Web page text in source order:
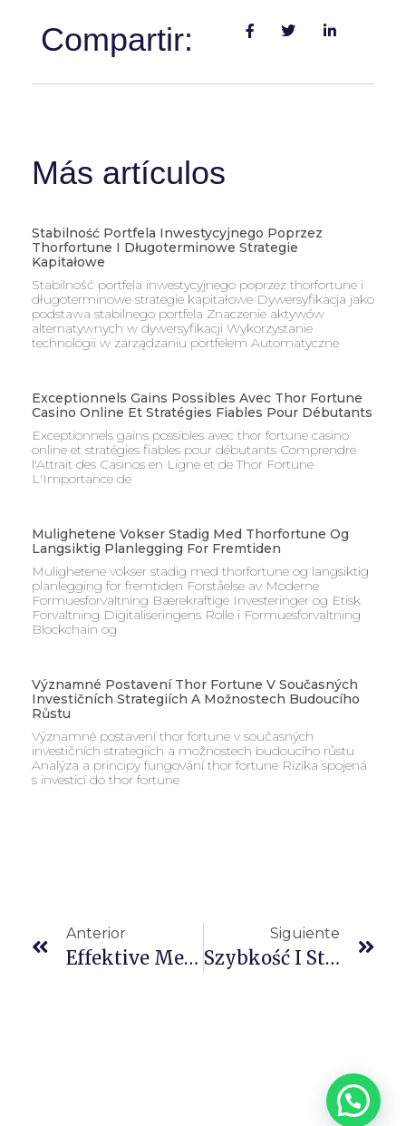
Compartir:
Más artículos
Stabilność Portfela Inwestycyjnego Poprzez
Thorfortune I Długoterminowe Strategie
Kapitałowe
Stabilność portfela inwestycyjnego poprzez thorfortune i
długoterminowe strategie kapitałowe Dywersyfikacja jako
podstawa stabilnego portfela Znaczenie aktywów
alternatywnych w dywersyfikacji Wykorzystanie
technologii w zarządzaniu portfelem Automatyczne
Exceptionnels Gains Possibles Avec Thor Fortune
Casino Online Et Stratégies Fiables Pour Débutants
Exceptionnels gains possibles avec thor fortune casino
online et stratégies fiables pour débutants Comprendre
l'Attrait des Casinos en Ligne et de Thor Fortune
L'Importance de
Mulighetene Vokser Stadig Med Thorfortune Og
Langsiktig Planlegging For Fremtiden
Mulighetene vokser stadig med thorfortune og langsiktig
planlegging for fremtiden Forståelse av Moderne
Formuesforvaltning Bærekraftige Investeringer og Etisk
Forvaltning Digitaliseringens Rolle i Formuesforvaltning
Blockchain og
Významné Postavení Thor Fortune V Současných
Investičních Strategiích A Možnostech Budoucího
Růstu
Významné postavení thor fortune v současných
investičních strategiích a možnostech budoucího růstu
Analýza a principy fungování thor fortune Rizika spojená
s investicí do thor fortune
Anterior
Effektive Methoden Und All Spin Für Zielgerichtete Marketingkampagnen
Siguiente
Szybkość I Strategia W Chicken Road – Przetrwanie Kurczaka Zależy Od Twojej Spostrzegawczości